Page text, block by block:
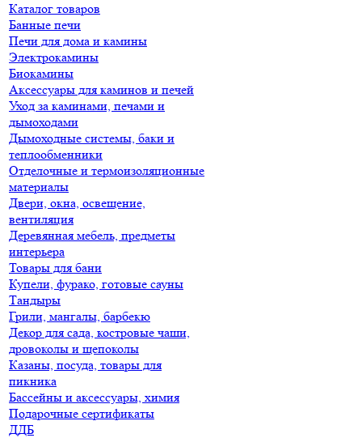
Каталог товаров
Банные печи
Печи для дома и камины
Электрокамины
Биокамины
Аксессуары для каминов и печей
Уход за каминами, печами и
дымоходами
Дымоходные системы, баки и
теплообменники
Отделочные и термоизоляционные
материалы
Двери, окна, освещение,
вентиляция
Деревянная мебель, предметы
интерьера
Товары для бани
Купели, фурако, готовые сауны
Тандыры
Грили, мангалы, барбекю
Декор для сада, костровые чаши,
дровоколы и щепоколы
Казаны, посуда, товары для
пикника
Бассейны и аксессуары, химия
Подарочные сертификаты
ДДБ